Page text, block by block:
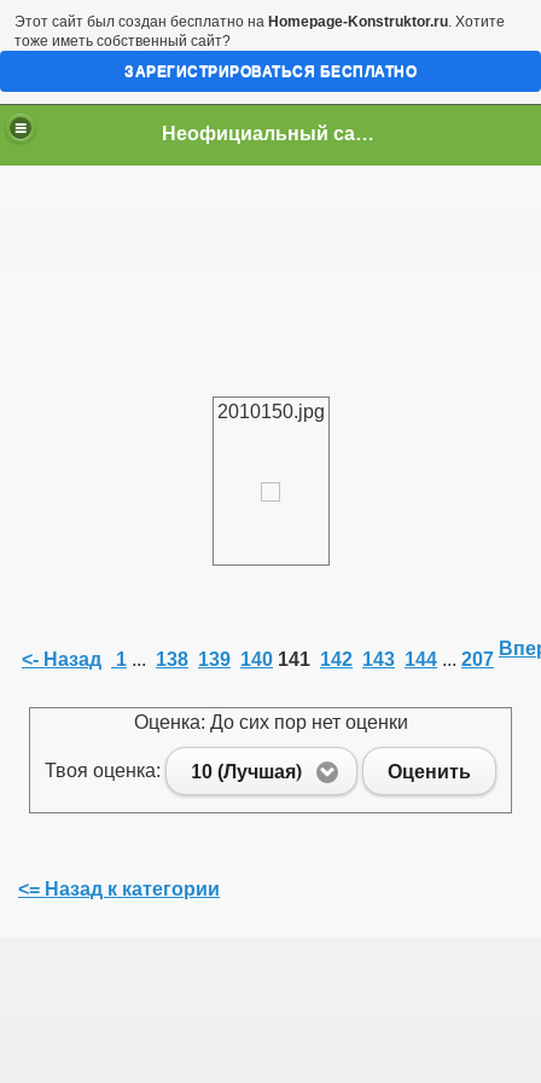
Неофициальный сайт город Арциз
2010150.jpg
<- Назад 1 ... 138 139 140 141 142 143 144 ... 207
Оценка: До сих пор нет оценки
Твоя оценка: 10 (Лучшая) Оценить
<= Назад к категории
Этот сайт был создан бесплатно на Homepage-Konstruktor.ru. Хотите
тоже иметь собственный сайт?
ЗАРЕГИСТРИРОВАТЬСЯ БЕСПЛАТНО